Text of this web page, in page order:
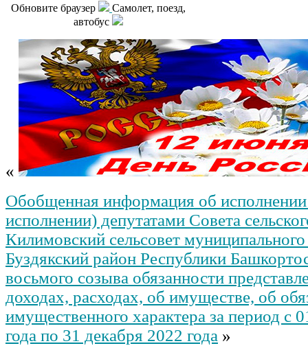
Обновите браузер
Самолет, поезд,
автобус
«
Обобщенная информация об
исполнении) депутатами Совета
Килимовский сельсовет
Буздякский район Республики
восьмого созыва обязанности
доходах, расходах, об имуществе, об
имущественного характера за период с
года по 31 декабря 2022 года »